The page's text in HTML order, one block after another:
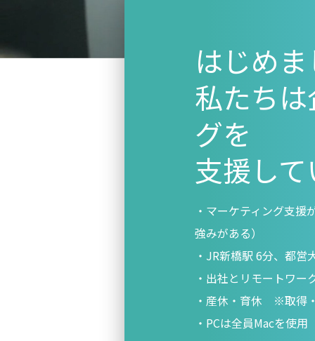
はじめ
私たち
グを
支援し
マーケティング支援
強みがある）
JR新橋駅 6分、都営
出社とリモートワー
産休・育休 ※取得
PCは全員Macを使用